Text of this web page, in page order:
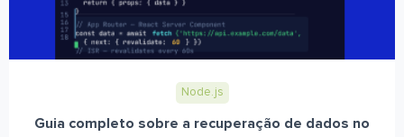
Node.js
Guia completo sobre a recuperação de dados no